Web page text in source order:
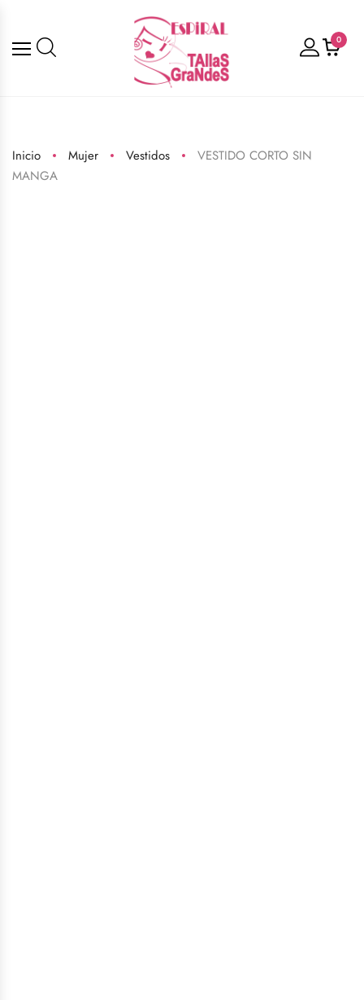
0
Inicio Mujer Vestidos
VESTIDO CORTO SIN
MANGA